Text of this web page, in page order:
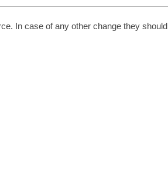
In case of any other change they should